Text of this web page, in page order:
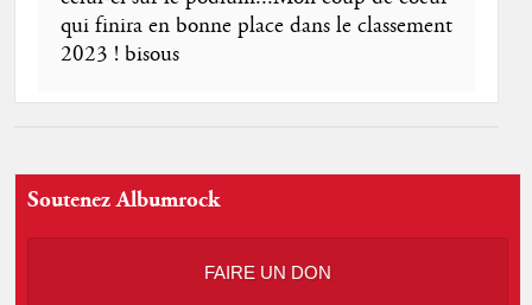
qui finira en bonne place dans le classement
2023 ! bisous
Soutenez Albumrock
FAIRE UN DON